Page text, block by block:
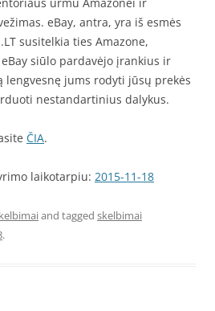
eBay, antra, yra iš esmės
susitelkia ties Amazone,
siūlo pardavėjo įrankius ir
lengvesnę jums rodyti jūsų prekės
nestandartinius dalykus.
ČIA.
laikotarpiu: 2015-11-18
and tagged skelbimai
.